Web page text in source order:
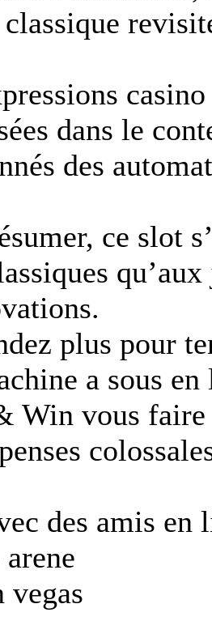
dans le
des
ce slot
plus pour
a sous
Win vous faire
des amis en
vegas